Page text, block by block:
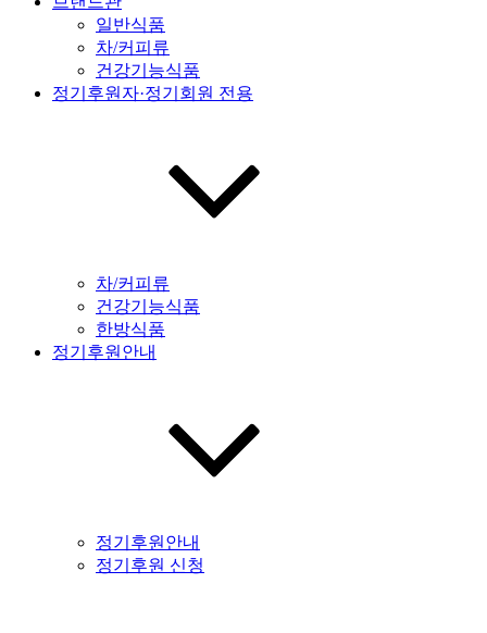
일반식품
차/커피류
건강기능식품
정기후원자·정기회원 전용
차/커피류
건강기능식품
한방식품
정기후원안내
정기후원안내
정기후원 신청